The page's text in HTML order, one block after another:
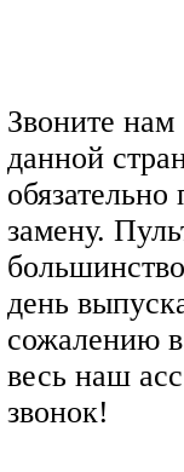
Звоните нам
данной
замену.
день
сожалению
весь наш
звонок!